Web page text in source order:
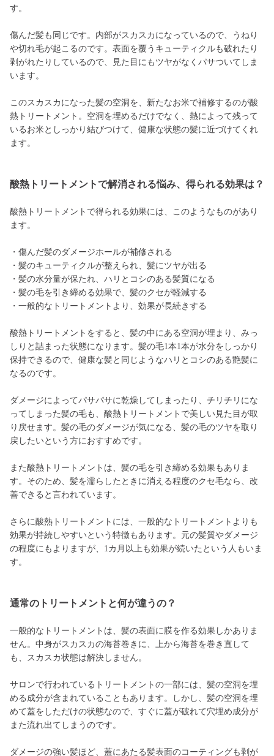
す。
傷んだ髪も同じです。内部がスカスカになっているので、うねり
や切れ毛が起こるのです。表面を覆うキューティクルも破れたり
剥がれたりしているので、見た目にもツヤがなくパサついてしま
います。
このスカスカになった髪の空洞を、新たなお米で補修するのが酸
熱トリートメント。空洞を埋めるだけでなく、熱によって残って
いるお米としっかり結びつけて、健康な状態の髪に近づけてくれ
ます。
酸熱トリートメントで解消される悩み、得られる効果は？
酸熱トリートメントで得られる効果には、このようなものがあり
ます。
・傷んだ髪のダメージホールが補修される
・髪のキューティクルが整えられ、髪にツヤが出る
・髪の水分量が保たれ、ハリとコシのある髪質になる
・髪の毛を引き締める効果で、髪のクセが軽減する
・一般的なトリートメントより、効果が長続きする
酸熱トリートメントをすると、髪の中にある空洞が埋まり、みっ
しりと詰まった状態になります。髪の毛1本1本が水分をしっかり
保持できるので、健康な髪と同じようなハリとコシのある艶髪に
なるのです。
ダメージによってパサパサに乾燥してしまったり、チリチリにな
ってしまった髪の毛も、酸熱トリートメントで美しい見た目が取
り戻せます。髪の毛のダメージが気になる、髪の毛のツヤを取り
戻したいという方におすすめです。
また酸熱トリートメントは、髪の毛を引き締める効果もありま
す。そのため、髪を濡らしたときに消える程度のクセ毛なら、改
善できると言われています。
さらに酸熱トリートメントには、一般的なトリートメントよりも
効果が持続しやすいという特徴もあります。元の髪質やダメージ
の程度にもよりますが、1カ月以上も効果が続いたという人もいま
す。
通常のトリートメントと何が違うの？
一般的なトリートメントは、髪の表面に膜を作る効果しかありま
せん。中身がスカスカの海苔巻きに、上から海苔を巻き直して
も、スカスカ状態は解決しません。
サロンで行われているトリートメントの一部には、髪の空洞を埋
める成分が含まれていることもあります。しかし、髪の空洞を埋
めて蓋をしただけの状態なので、すぐに蓋が破れて穴埋め成分が
また流れ出てしまうのです。
ダメージの強い髪ほど、蓋にあたる髪表面のコーティングも剥が